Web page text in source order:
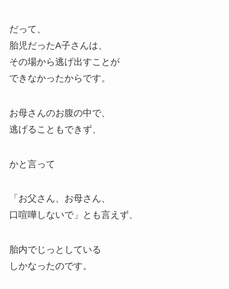
だって、
胎児だったA子さんは、
その場から逃げ出すことが
できなかったからです。
お母さんのお腹の中で、
逃げることもできず、
かと言って
「お父さん、お母さん、
口喧嘩しないで」とも言えず、
胎内でじっとしている
しかなったのです。